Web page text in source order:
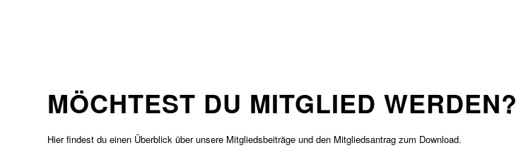
MÖCHTEST DU MITGLIED WERDEN?
Hier findest du einen Überblick über unsere Mitgliedsbeiträge und den Mitgliedsantrag zum Download.